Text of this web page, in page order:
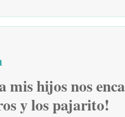
mis hijos nos
y los pajarito!